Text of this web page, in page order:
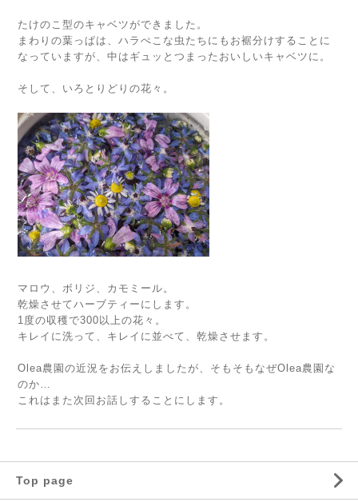
たけのこ型のキャベツができました。
まわりの葉っぱは、ハラぺこな虫たちにもお裾分けすることに
なっていますが、中はギュッとつまったおいしいキャベツに。
そして、いろとりどりの花々。
マロウ、ボリジ、カモミール。
乾燥させてハーブティーにします。
1度の収穫で300以上の花々。
キレイに洗って、キレイに並べて、乾燥させます。
Olea農園の近況をお伝えしましたが、そもそもなぜOlea農園な
のか…
これはまた次回お話しすることにします。
Top page